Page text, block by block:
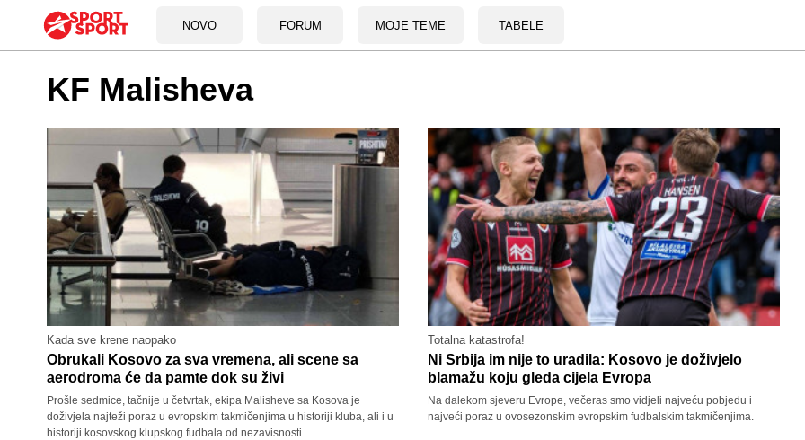
NOVO FORUM MOJE TEME TABELE
KF Malisheva
Kada sve krene naopako
Obrukali Kosovo za sva vremena, ali scene sa
aerodroma će da pamte dok su živi
Prošle sedmice, tačnije u četvrtak, ekipa Malisheve sa Kosova je
doživjela najteži poraz u evropskim takmičenjima u historiji kluba, ali i u
historiji kosovskog klupskog fudbala od nezavisnosti.
Totalna katastrofa!
Ni Srbija im nije to uradila: Kosovo je doživjelo
blamažu koju gleda cijela Evropa
Na dalekom sjeveru Evrope, večeras smo vidjeli najveću pobjedu i
najveći poraz u ovosezonskim evropskim fudbalskim takmičenjima.